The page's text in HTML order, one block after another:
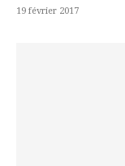
19 février 2017